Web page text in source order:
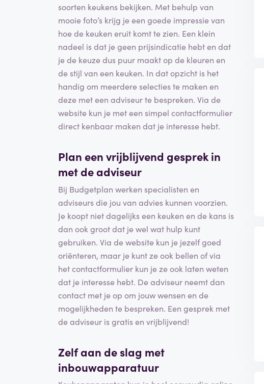
soorten keukens bekijken. Met behulp van
mooie foto’s krijg je een goede impressie van
hoe de keuken eruit komt te zien. Een klein
nadeel is dat je geen prijsindicatie hebt en dat
je de keuze dus puur maakt op de kleuren en
de stijl van een keuken. In dat opzicht is het
handig om meerdere selecties te maken en
deze met een adviseur te bespreken. Via de
website kun je met een simpel contactformulier
direct kenbaar maken dat je interesse hebt.
Plan een vrijblijvend gesprek in
met de adviseur
Bij Budgetplan werken specialisten en
adviseurs die jou van advies kunnen voorzien.
Je koopt niet dagelijks een keuken en de kans is
dan ook groot dat je wel wat hulp kunt
gebruiken. Via de website kun je jezelf goed
oriënteren, maar je kunt ze ook bellen of via
het contactformulier kun je ze ook laten weten
dat je interesse hebt. De adviseur neemt dan
contact met je op om jouw wensen en de
mogelijkheden te bespreken. Een gesprek met
de adviseur is gratis en vrijblijvend!
Zelf aan de slag met
inbouwapparatuur